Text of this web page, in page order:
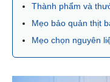
Thành phẩm và
Mẹo bảo quản thịt
Mẹo chọn nguyên